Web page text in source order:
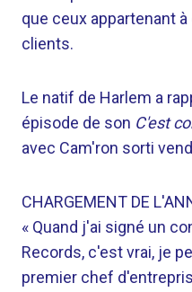
que ceux appartenant
clients.
Le natif de Harlem a
épisode de son C'est
avec Cam'ron sorti
CHARGEMENT DE
« Quand j'ai signé un
Records, c'est vrai, je
premier chef